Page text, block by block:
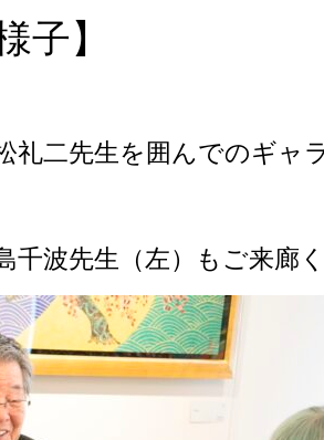
子】
礼二先生を囲んでのギ
千波先生（左）もご来廊